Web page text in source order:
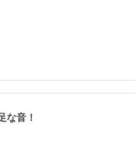
な音！